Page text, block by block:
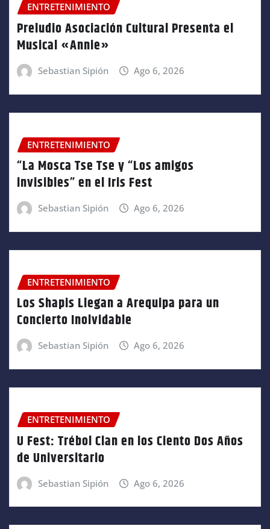
ENTRETENIMIENTO
Preludio Asociación Cultural Presenta el
Musical «Annie»
Sebastian Sipión Ago 6, 2026
ENTRETENIMIENTO
“La Mosca Tse Tse y “Los amigos
invisibles” en el Iris Fest
Sebastian Sipión Ago 6, 2026
ENTRETENIMIENTO
Los Shapis Llegan a Arequipa para un
Concierto Inolvidable
Sebastian Sipión Ago 6, 2026
ENTRETENIMIENTO
U Fest: Trébol Clan en los Ciento Dos Años
de Universitario
Sebastian Sipión Ago 6, 2026